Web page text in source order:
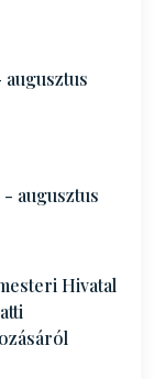
augusztus
Hivatal